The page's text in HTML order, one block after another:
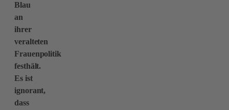
Blau
an
ihrer
veralteten
Frauenpolitik
festhält.
Es ist
ignorant,
dass